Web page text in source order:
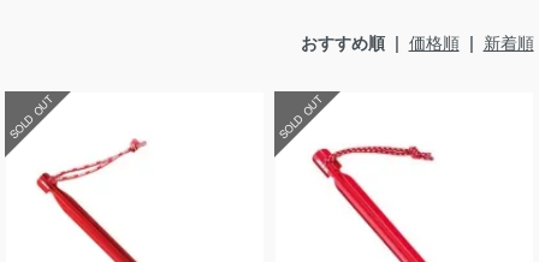
おすすめ順 | 価格順| 新着順
SOLD OUT SOLD OUT